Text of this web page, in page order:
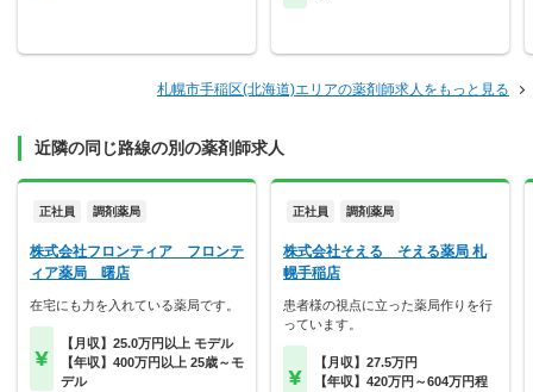
札幌市手稲区(北海道)エリアの薬剤師求人をもっと見る
近隣の同じ路線の別の薬剤師求人
正社員 調剤薬局
株式会社フロンティア フロンテ
ィア薬局 曙店
在宅にも力を入れている薬局です。
【月収】25.0万円以上 モデル
【年収】400万円以上 25歳～モ
デル
正社員 調剤薬局
株式会社そえる そえる薬局 札
幌手稲店
患者様の視点に立った薬局作りを行
っています。
【月収】27.5万円
【年収】420万円～604万円程